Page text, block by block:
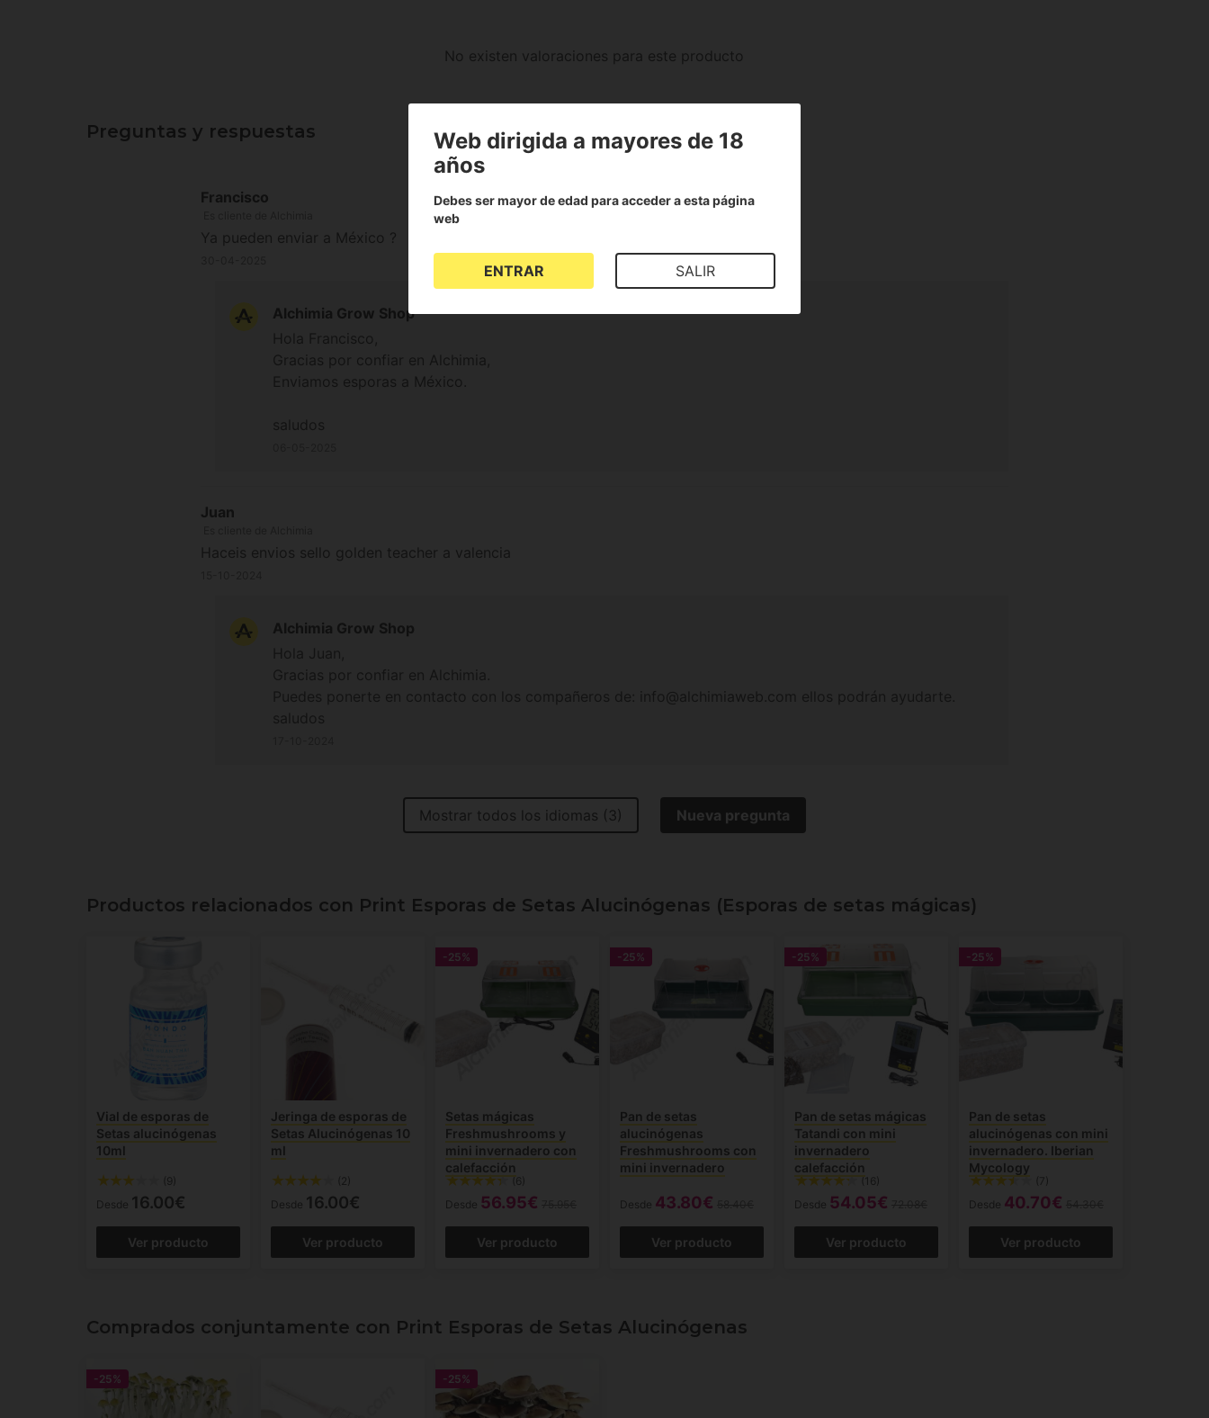
No existen valoraciones para este producto
Preguntas y respuestas
Francisco
Ya pueden enviar a México ?
Alchimia Grow Shop
Hola Francisco,
Gracias por confiar en Alchimia,
Enviamos esporas a México.
saludos
Juan
Haceis envios sello golden teacher a valencia
Alchimia Grow Shop
Mostrar todos los idiomas (3) Nueva pregunta
Productos relacionados con Print Esporas de Setas Alucinógenas (Esporas de setas mágicas)
Vial de esporas de
Setas alucinógenas
10ml
(9)
Desde 16.00€
Ver producto
Jeringa de esporas de
Setas Alucinógenas 10
ml
(2)
Desde 16.00€
Ver producto
-25%
Setas mágicas
Freshmushrooms y
mini invernadero con
calefacción
(6)
Desde 56.95€
Ver producto
-25%
Pan de setas
alucinógenas
Freshmushrooms con
mini invernadero
Desde 43.80€
Ver producto
-25%
Pan de setas mágicas
Tatandi con mini
invernadero
calefacción
(16)
Desde 54.05€
Ver producto
-25%
Pan de setas
alucinógenas con mini
invernadero. Iberian
Mycology
(7)
Desde 40.70€
Ver producto
Comprados conjuntamente con Print Esporas de Setas Alucinógenas
-25% -25%
Web dirigida a mayores de 18
años
Debes ser mayor de edad para acceder a esta página
web
ENTRAR SALIR